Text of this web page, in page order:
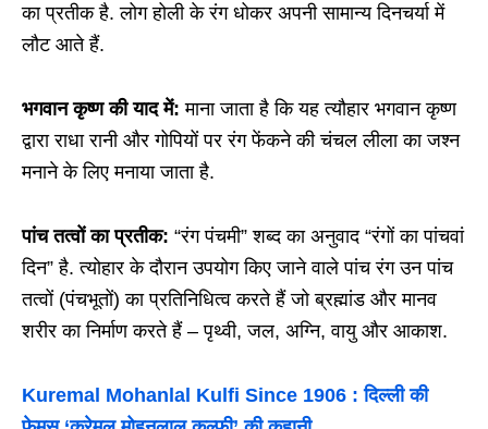
का प्रतीक है. लोग होली के रंग धोकर अपनी सामान्य दिनचर्या में
लौट आते हैं.
भगवान कृष्ण की याद में: माना जाता है कि यह त्यौहार भगवान कृष्ण
द्वारा राधा रानी और गोपियों पर रंग फेंकने की चंचल लीला का जश्न
मनाने के लिए मनाया जाता है.
पांच तत्वों का प्रतीक: “रंग पंचमी” शब्द का अनुवाद “रंगों का पांचवां
दिन” है. त्योहार के दौरान उपयोग किए जाने वाले पांच रंग उन पांच
तत्वों (पंचभूतों) का प्रतिनिधित्व करते हैं जो ब्रह्मांड और मानव
शरीर का निर्माण करते हैं – पृथ्वी, जल, अग्नि, वायु और आकाश.
Kuremal Mohanlal Kulfi Since 1906 : दिल्ली की